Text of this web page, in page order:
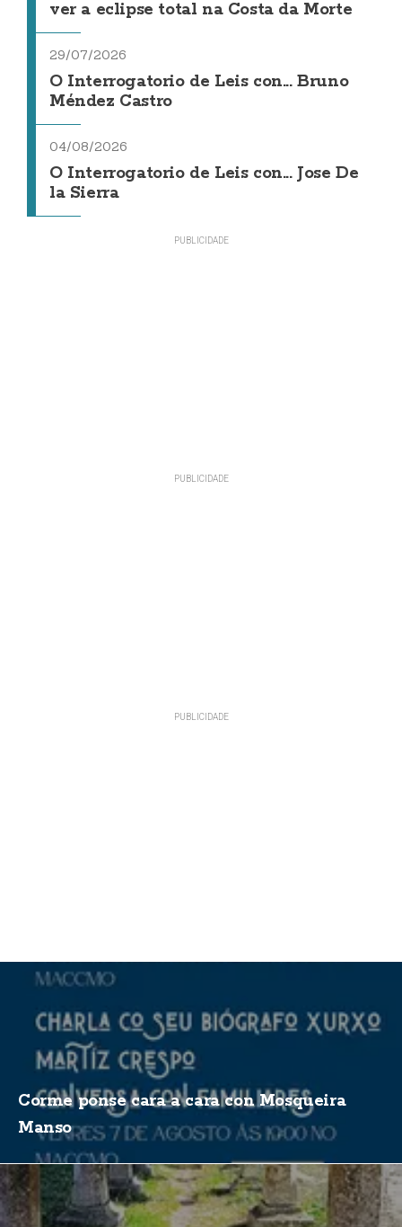
ver a eclipse total na Costa da Morte
29/07/2026
O Interrogatorio de Leis con... Bruno
Méndez Castro
04/08/2026
O Interrogatorio de Leis con... Jose De
la Sierra
Corme ponse cara a cara con Mosqueira
Manso